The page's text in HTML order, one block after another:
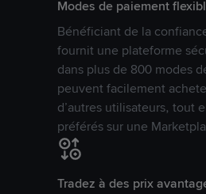
Modes de paiement
Bénéficiant de la
fournit une plateforme
dans plus de 800 modes
peuvent facilement
d’autres utilisateurs, tout
préférés sur une
Tradez à des prix